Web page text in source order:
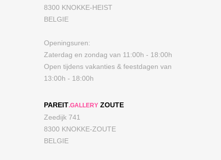
8300 KNOKKE-HEIST
BELGIE
Openingsuren:
Zaterdag en zondag van 11:00h - 18:00h
Open tijdens vakanties & feestdagen van
13:00h - 18:00h
PAREIT.GALLERY ZOUTE
Zeedijk 741
8300 KNOKKE-ZOUTE
BELGIE